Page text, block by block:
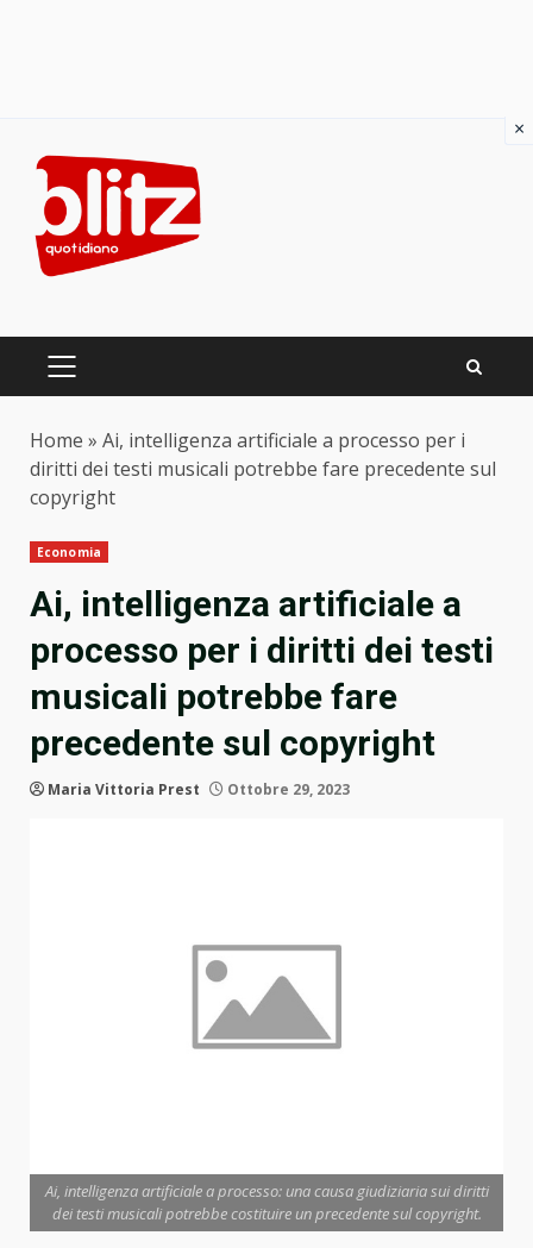
content
PRIMARY
Home » Ai, intelligenza artificiale a processo per i
diritti dei testi musicali potrebbe fare precedente sul
copyright
Economia
Ai, intelligenza artificiale a
processo per i diritti dei testi
musicali potrebbe fare
precedente sul copyright
Maria Vittoria Prest Ottobre 29, 2023
Ai, intelligenza artificiale a processo: una causa giudiziaria sui diritti
dei testi musicali potrebbe costituire un precedente sul copyright.
×